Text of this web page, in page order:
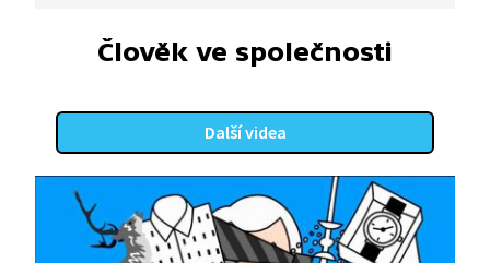
Člověk ve společnosti
Další videa